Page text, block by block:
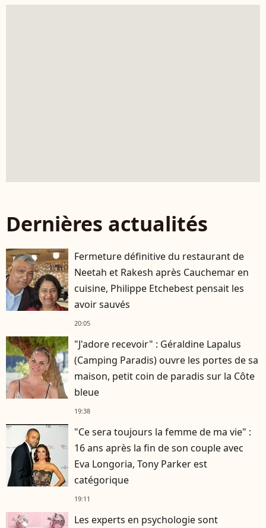
Dernières actualités
Fermeture définitive du restaurant de
Neetah et Rakesh après Cauchemar en
cuisine, Philippe Etchebest pensait les
avoir sauvés
20:05
"J'adore recevoir" : Géraldine Lapalus
(Camping Paradis) ouvre les portes de sa
maison, petit coin de paradis sur la Côte
bleue
19:38
"Ce sera toujours la femme de ma vie" :
16 ans après la fin de son couple avec
Eva Longoria, Tony Parker est
catégorique
19:11
Les experts en psychologie sont